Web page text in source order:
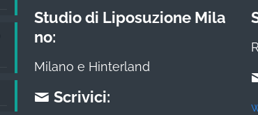
Studio di Liposuzione Mila
no:
Milano e Hinterland
Scrivici: